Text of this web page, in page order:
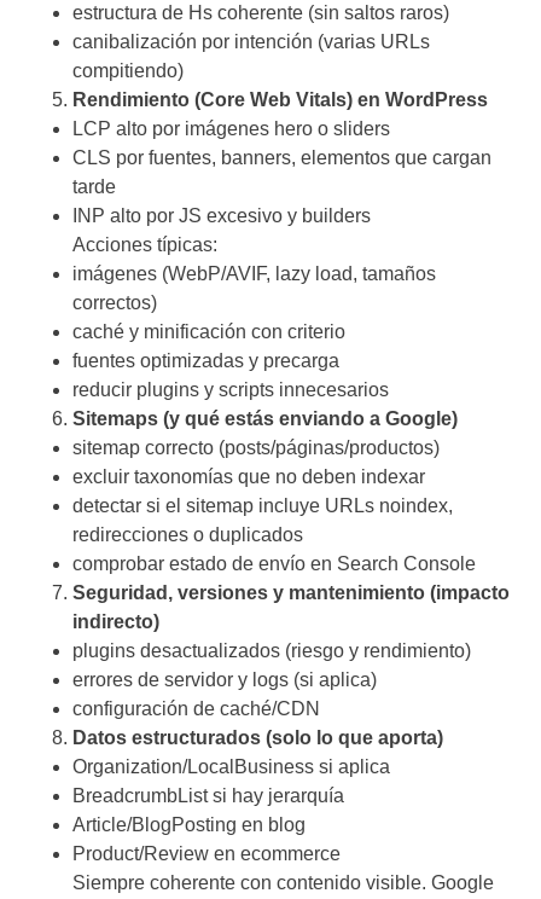
estructura de Hs coherente (sin saltos raros)
canibalización por intención (varias URLs
compitiendo)
Rendimiento (Core Web Vitals) en WordPress
LCP alto por imágenes hero o sliders
CLS por fuentes, banners, elementos que cargan
tarde
INP alto por JS excesivo y builders
Acciones típicas:
imágenes (WebP/AVIF, lazy load, tamaños
correctos)
caché y minificación con criterio
fuentes optimizadas y precarga
reducir plugins y scripts innecesarios
Sitemaps (y qué estás enviando a Google)
sitemap correcto (posts/páginas/productos)
excluir taxonomías que no deben indexar
detectar si el sitemap incluye URLs noindex,
redirecciones o duplicados
comprobar estado de envío en Search Console
Seguridad, versiones y mantenimiento (impacto
indirecto)
plugins desactualizados (riesgo y rendimiento)
errores de servidor y logs (si aplica)
configuración de caché/CDN
Datos estructurados (solo lo que aporta)
Organization/LocalBusiness si aplica
BreadcrumbList si hay jerarquía
Article/BlogPosting en blog
Product/Review en ecommerce
Siempre coherente con contenido visible. Google